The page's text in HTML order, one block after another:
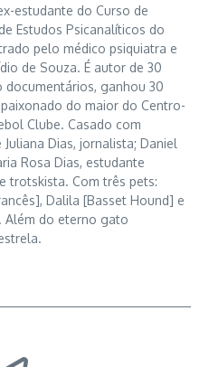
estudante do Curso de
Estudos Psicanalíticos do
pelo médico psiquiatra e
de Souza. É autor de 30
ganhou 30
do maior do Centro-
Clube. Casado com
Dias, jornalista; Daniel
Rosa Dias, estudante
trotskista. Com três pets:
Dalila [Basset Hound] e
Além do eterno gato